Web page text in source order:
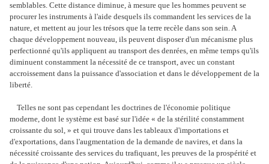
semblables. Cette distance diminue, à mesure que les hommes peuvent se
procurer les instruments à l'aide desquels ils commandent les services de la
nature, et mettent au jour les trésors que la terre recèle dans son sein. A
chaque développement nouveau, ils peuvent disposer d'un mécanisme plus
perfectionné qu'ils appliquent au transport des denrées, en même temps qu'ils
diminuent constamment la nécessité de ce transport, avec un constant
accroissement dans la puissance d'association et dans le développement de la
liberté.
Telles ne sont pas cependant les doctrines de l'économie politique
moderne, dont le système est basé sur l'idée « de la stérilité constamment
croissante du sol, » et qui trouve dans les tableaux d'importations et
d'exportations, dans l'augmentation de la demande de navires, et dans la
nécessité croissante des services du trafiquant, les preuves de la prospérité et